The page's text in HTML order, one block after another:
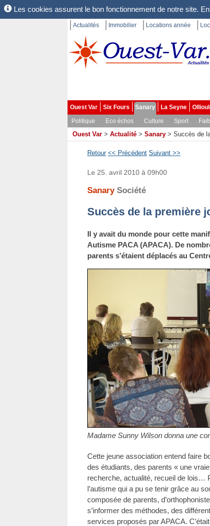
Les cookies assurent le bon fonctionnement de notre site.
Actualités Immobilier Locations année
Ouest Var Six Fours Sanary La Seyne
Politique
Eco échos Culture Sport
Ouest Var > Actualité > Sanary > Succès de
Retour << Précédent Suivant >>
Le 25. avril 2010 à 09h00
Sanary Société
Succès de la première
Il y avait du monde pour cette
Autisme PACA (APACA). De
parents s’étaient déplacés au
Madame Sunny Wilson donna une
Cette jeune association entend faire
des étudiants, des parents « une
recherche, actualité, recueil de lois…
l’autisme qui a pu se tenir grâce au
composée de parents,
s’informer des méthodes, des
services proposés par APACA.